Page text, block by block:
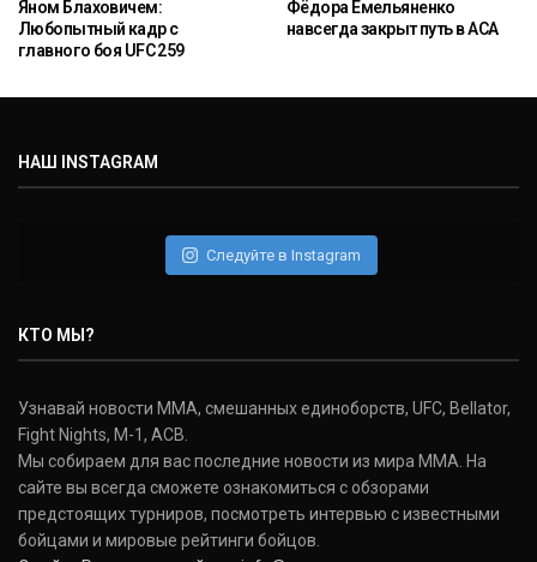
Яном Блаховичем:
Любопытный кадр с
главного боя UFC 259
Фёдора Емельяненко
навсегда закрыт путь в ACA
НАШ INSTAGRAM
Следуйте в Instagram
КТО МЫ?
Узнавай новости ММА, смешанных единоборств, UFC, Bellator,
Fight Nights, M-1, ACB.
Мы собираем для вас последние новости из мира ММА. На
сайте вы всегда сможете ознакомиться с обзорами
предстоящих турниров, посмотреть интервью с известными
бойцами и мировые рейтинги бойцов.